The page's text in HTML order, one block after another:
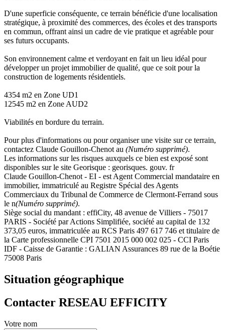
D'une superficie conséquente, ce terrain bénéficie d'une localisation
stratégique, à proximité des commerces, des écoles et des transports
en commun, offrant ainsi un cadre de vie pratique et agréable pour
ses futurs occupants.
Son environnement calme et verdoyant en fait un lieu idéal pour
développer un projet immobilier de qualité, que ce soit pour la
construction de logements résidentiels.
4354 m2 en Zone UD1
12545 m2 en Zone AUD2
Viabilités en bordure du terrain.
Pour plus d'informations ou pour organiser une visite sur ce terrain,
contactez Claude Gouillon-Chenot au (Numéro supprimé).
Les informations sur les risques auxquels ce bien est exposé sont
disponibles sur le site Georisque : georisques. gouv. fr
Claude Gouillon-Chenot - EI - est Agent Commercial mandataire en
immobilier, immatriculé au Registre Spécial des Agents
Commerciaux du Tribunal de Commerce de Clermont-Ferrand sous
le n(Numéro supprimé).
Siège social du mandant : effiCity, 48 avenue de Villiers - 75017
PARIS - Société par Actions Simplifiée, société au capital de 132
373,05 euros, immatriculée au RCS Paris 497 617 746 et titulaire de
la Carte professionnelle CPI 7501 2015 000 002 025 - CCI Paris
IDF - Caisse de Garantie : GALIAN Assurances 89 rue de la Boétie
75008 Paris
Situation géographique
Contacter RESEAU EFFICITY
Votre nom